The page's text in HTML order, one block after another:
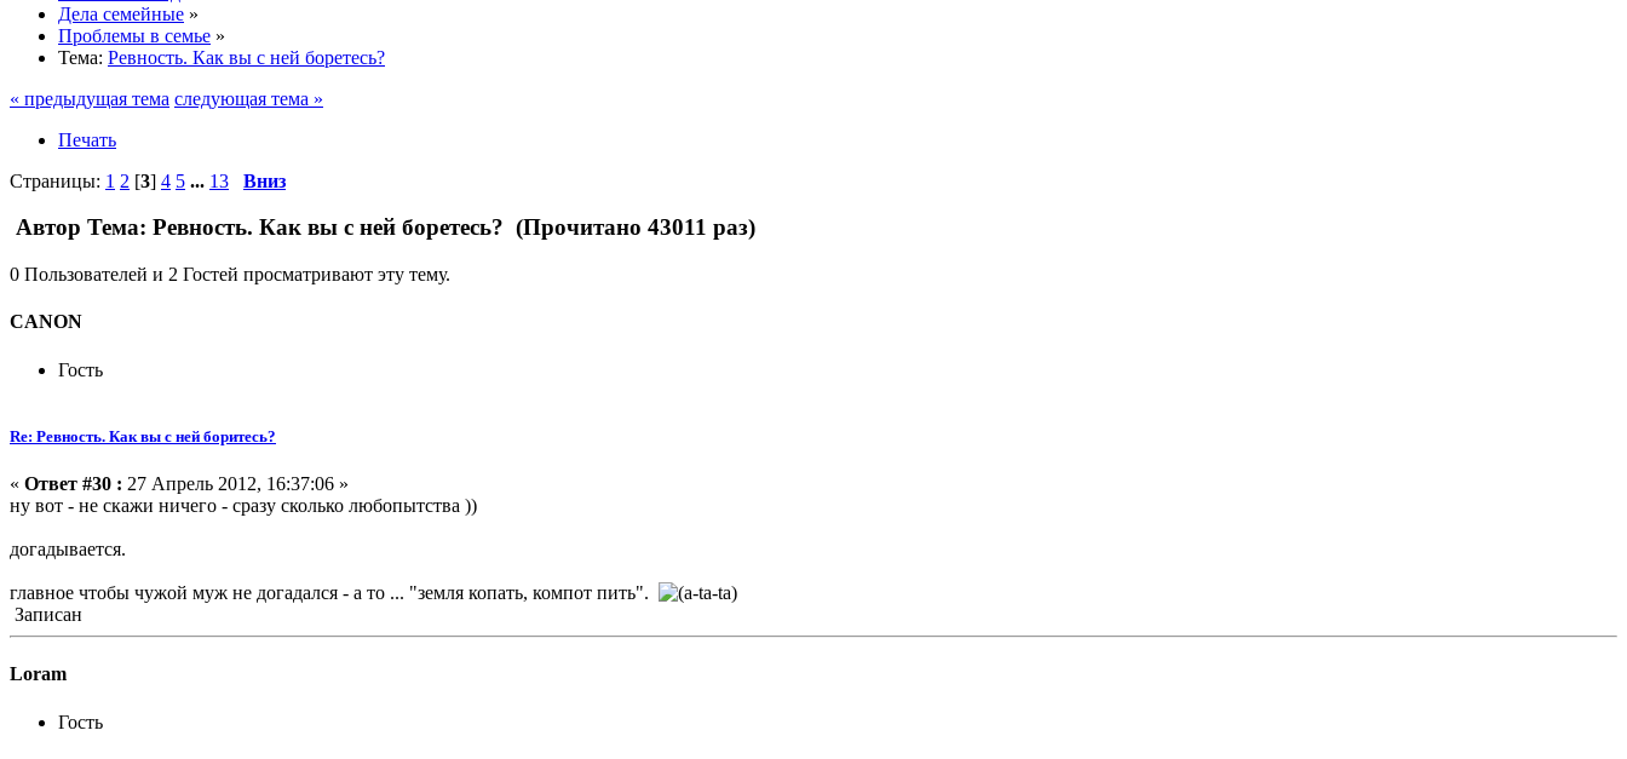
Дела семейные »
Проблемы в семье »
Тема: Ревность. Как вы с ней боретесь?
« предыдущая тема следующая тема »
Печать
Страницы: 1 2 [3] 4 5 ... 13 Вниз
Автор Тема: Ревность. Как вы с ней боретесь? (Прочитано 43011 раз)
0 Пользователей и 2 Гостей просматривают эту тему.
CANON
Гость
Re: Ревность. Как вы с ней боритесь?
« Ответ #30 : 27 Апрель 2012, 16:37:06 »
ну вот - не скажи ничего - сразу сколько любопытства ))
догадывается.
главное чтобы чужой муж не догадался - а то ... "земля копать, компот пить".
Записан
Loram
Гость